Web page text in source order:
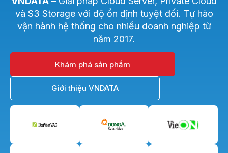
và S3 Storage với độ ổn định tuyệt đối. Tự hào
vận hành hệ thống cho nhiều doanh nghiệp từ
năm 2017.
Khám phá sản phẩm
Giới thiệu VNDATA